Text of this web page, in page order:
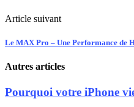
Article suivant
Le MAX Pro – Une Performance de
Autres articles
Pourquoi votre iPhone